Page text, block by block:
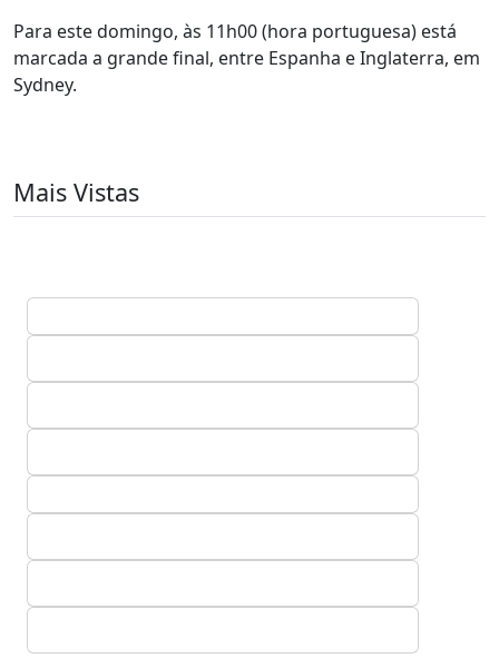
Para este domingo, às 11h00 (hora portuguesa) está
marcada a grande final, entre Espanha e Inglaterra, em
Sydney.
Mais Vistas